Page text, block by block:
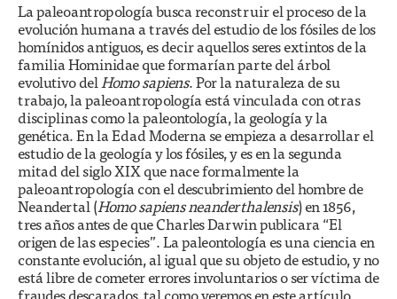
La paleoantropología busca reconstruir el proceso de la
evolución humana a través del estudio de los fósiles de los
homínidos antiguos, es decir aquellos seres extintos de la
familia Hominidae que formarían parte del árbol
evolutivo delHomo sapiens. Por la naturaleza de su
trabajo, la paleoantropología está vinculada con otras
disciplinas como la paleontología, la geología y la
genética. En la Edad Moderna se empieza a desarrollar el
estudio de la geología y los fósiles, y es en la segunda
mitad del siglo XIX que nace formalmente la
paleoantropología con el descubrimiento del hombre de
Neandertal (Homo sapiens neanderthalensis) en 1856,
tres años antes de que Charles Darwin publicara “El
origen de las especies”. La paleontología es una ciencia en
constante evolución, al igual que su objeto de estudio, y no
está libre de cometer errores involuntarios o ser víctima de